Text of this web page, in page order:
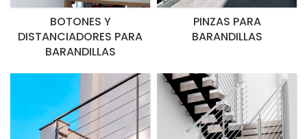
BOTONES Y
DISTANCIADORES PARA
BARANDILLAS
PINZAS PARA
BARANDILLAS